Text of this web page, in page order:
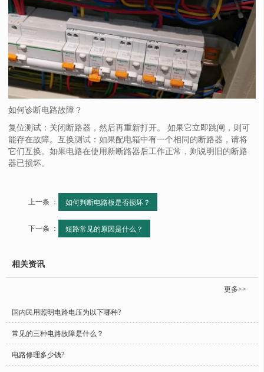
如何诊断电路故障？
复位测试：关闭断路器，然后再重新打开。 如果它立即跳闸，则可
能存在故障。互换测试：如果配电箱中有一个相同的断路器，请将
它们互换。如果电路在使用新断路器后工作正常，则说明旧的断路
器已损坏。
上一条 ： 如何判断电路板是否损坏？
下一条 ： 短路常见的原因是什么？
相关资讯
更多>>
国内民用照明电路电压为以下哪种?
常见的三种电路故障是什么？
电路修理多少钱?